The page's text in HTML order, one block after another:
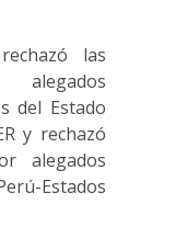
las
del Estado
y rechazó
alegados
Estados